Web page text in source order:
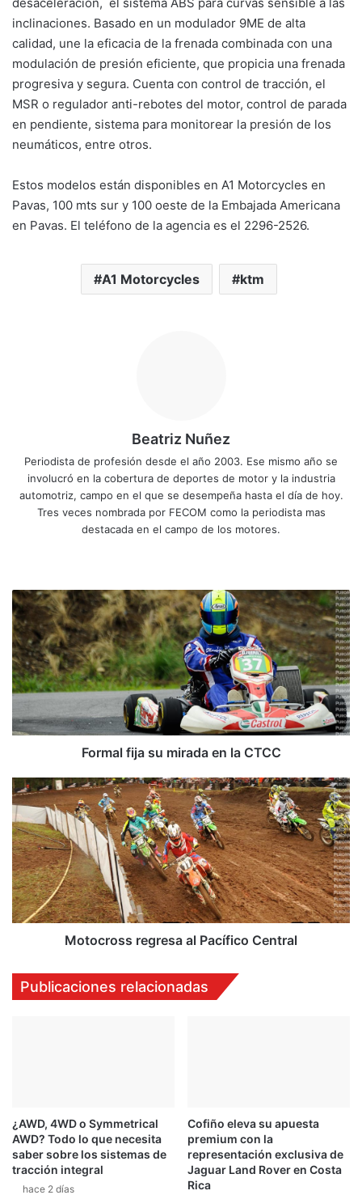
inclinaciones. Basado en un modulador 9ME de alta
calidad, une la eficacia de la frenada combinada con una
modulación de presión eficiente, que propicia una frenada
progresiva y segura. Cuenta con control de tracción, el
MSR o regulador anti-rebotes del motor, control de parada
en pendiente, sistema para monitorear la presión de los
neumáticos, entre otros.
Estos modelos están disponibles en A1 Motorcycles en
Pavas, 100 mts sur y 100 oeste de la Embajada Americana
en Pavas. El teléfono de la agencia es el 2296-2526.
A1 Motorcycles ktm
Beatriz Nuñez
Periodista de profesión desde el año 2003. Ese mismo año se
involucró en la cobertura de deportes de motor y la industria
automotriz, campo en el que se desempeña hasta el día de hoy.
Tres veces nombrada por FECOM como la periodista mas
destacada en el campo de los motores.
we
b
bo
ok
ub
e
ra
m
F
o
r
m
a
l
f
i
j
u
m
i
r
a
d
a
e
n
C
Formal fija su mirada en la CTCC
M
o
t
o
c
r
o
s
s
g
c
í
f
i
Motocross regresa al Pacífico Central
Publicaciones relacionadas
¿AWD, 4WD o Symmetrical
AWD? Todo lo que necesita
saber sobre los sistemas de
tracción integral
hace 2 días
Cofiño eleva su apuesta
premium con la
representación exclusiva de
Jaguar Land Rover en Costa
Rica